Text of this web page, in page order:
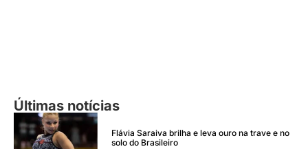
Últimas notícias
Flávia Saraiva brilha e leva ouro na trave e no
solo do Brasileiro